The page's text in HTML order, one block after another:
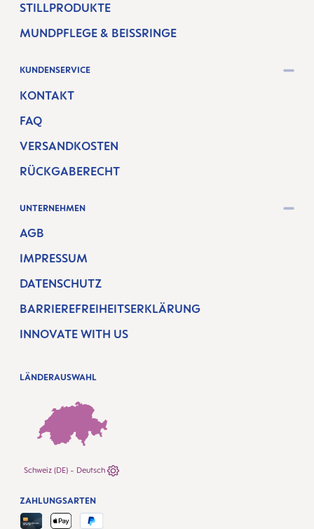
STILLPRODUKTE
MUNDPFLEGE & BEISSRINGE
KUNDENSERVICE
KONTAKT
FAQ
VERSANDKOSTEN
RÜCKGABERECHT
UNTERNEHMEN
AGB
IMPRESSUM
DATENSCHUTZ
BARRIEREFREIHEITSERKLÄRUNG
INNOVATE WITH US
LÄNDERAUSWAHL
Schweiz (DE) - Deutsch
ZAHLUNGSARTEN